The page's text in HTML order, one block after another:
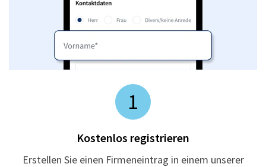
1
Kostenlos registrieren
Erstellen Sie einen Firmeneintrag in einem unserer